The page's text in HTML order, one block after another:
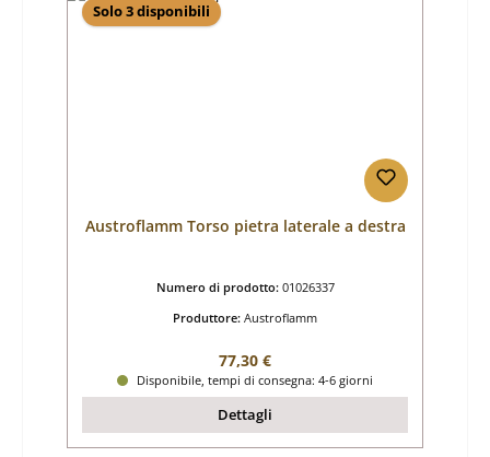
Solo 3 disponibili
Austroflamm Torso pietra laterale a destra
Numero di prodotto: 01026337
Produttore: Austroflamm
Prezzo normale:
77,30 €
Disponibile, tempi di consegna: 4-6 giorni
Dettagli